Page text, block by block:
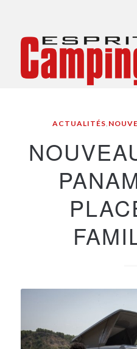
ACTUALITÉS,